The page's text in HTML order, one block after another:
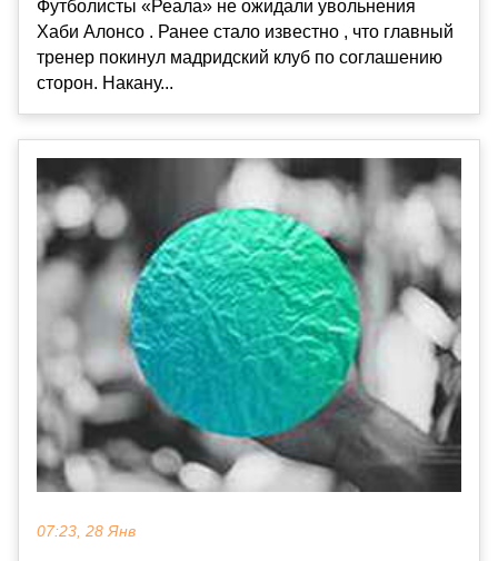
Футболисты «Реала» не ожидали увольнения
Хаби Алонсо . Ранее стало известно , что главный
тренер покинул мадридский клуб по соглашению
сторон. Накану...
07:23, 28 Янв